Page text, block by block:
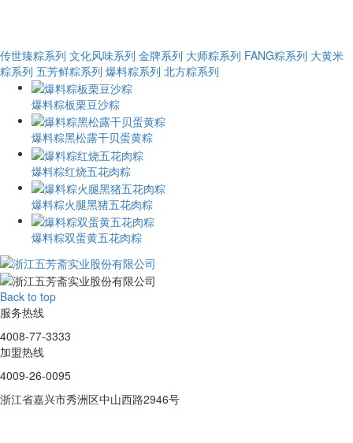
传世臻粽系列 文化风味系列 金牌系列 大师粽系列 FANG粽系列 大黄米
粽系列 五芳鲜粽系列 爆料粽系列 北方粽系列
爆料粽板栗豆沙粽
爆料粽黑松露干贝蛋黄粽
爆料粽红烧五花肉粽
爆料粽火腿黑猪五花肉粽
爆料粽双蛋黄五花肉粽
Back to top
服务热线
4008-77-3333
加盟热线
4009-26-0095
浙江省嘉兴市秀洲区中山西路2946号